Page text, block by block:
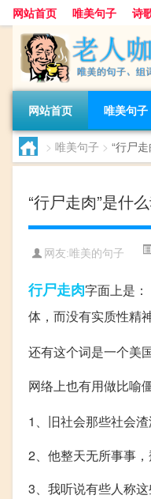
网站首页 唯美句子 诗
网站首页 唯美句子
> 唯美句子 > “行尸
“行尸走肉”是什
网友:唯美的句子
行尸走肉字面上是
体，而没有实质性精
还有这个词是一个美
网络上也有用做比喻僵
1、旧社会那些社会
2、他整天无所事事，
3、我听说有些人称